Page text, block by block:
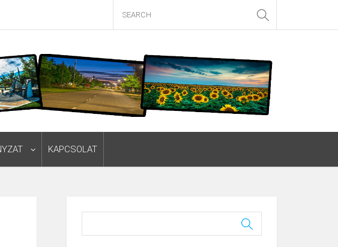
KAPCSOLAT